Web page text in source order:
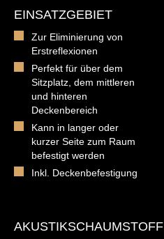
EINSATZGEBIET
Zur Eliminierung von
Erstreflexionen
Perfekt für über dem
Sitzplatz, dem mittleren
und hinteren
Deckenbereich
Kann in langer oder
kurzer Seite zum Raum
befestigt werden
Inkl. Deckenbefestigung
AKUSTIKSCHAUMSTOFF